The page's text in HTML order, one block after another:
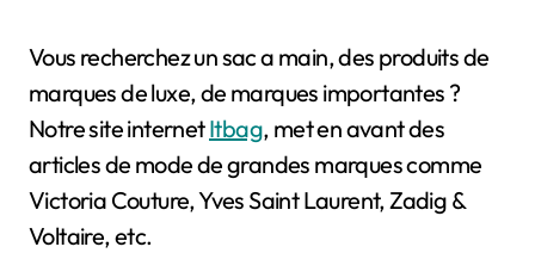
Vous recherchez un sac a main, des produits de
marques de luxe, de marques importantes ?
Notre site internetItbag, met en avant des
articles de mode de grandes marques comme
Victoria Couture, Yves Saint Laurent, Zadig &
Voltaire, etc.